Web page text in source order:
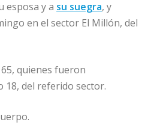
esposa y a su suegra, y
en el sector El Millón, del
65, quienes fueron
18, del referido sector.